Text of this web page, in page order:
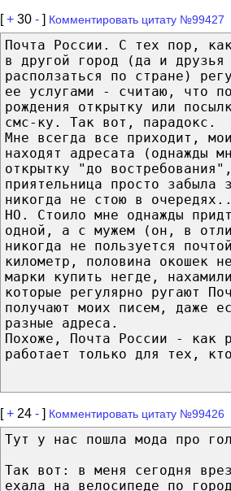
[+ 30 - ] Комментировать цитату №99427
Почта России. С тех пор,
в другой город (да и друзья
расползаться по стране)
ее услугами - считаю, что
рождения открытку или
смс-ку. Так вот, парадокс.
Мне всегда все приходит,
находят адресата (однажды
открытку "до
приятельница просто забыла
никогда не стою в
НО. Стоило мне однажды
одной, а с мужем (он, в
никогда не пользуется
километр, половина окошек
марки купить негде,
которые регулярно ругают
получают моих писем, даже
разные адреса.
Похоже, Почта России - как
работает только для тех,
[+ 24 - ] Комментировать цитату №99426
Тут у нас пошла мода про
Так вот: в меня сегодня
ехала на велосипеде по